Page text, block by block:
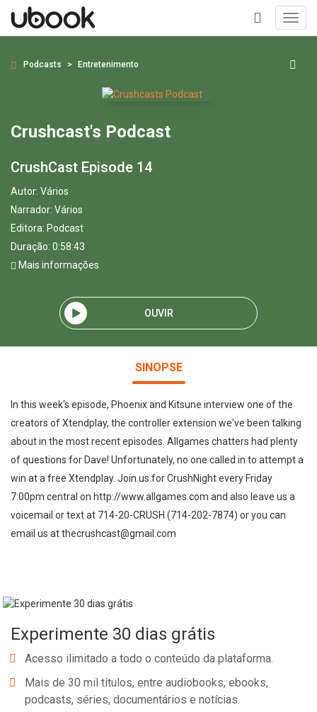
+
Podcasts Entretenimento
Crushcast's Podcast
CrushCast Episode 14
Autor: Vários
Narrador: Vários
Editora: Podcast
Duração: 0:58:43
Mais informações
OUVIR
SINOPSE
In this week's episode, Phoenix and Kitsune interview one of the
creators of Xtendplay, the controller extension we've been talking
about in the most recent episodes. Allgames chatters had plenty
of questions for Dave! Unfortunately, no one called in to attempt a
win at a free Xtendplay. Join us for CrushNight every Friday
7:00pm central on http://www.allgames.com and also leave us a
voicemail or text at 714-20-CRUSH (714-202-7874) or you can
email us at thecrushcast@gmail.com
Experimente 30 dias grátis
Acesso ilimitado a todo o conteúdo da plataforma.
Mais de 30 mil títulos, entre audiobooks, ebooks,
podcasts, séries, documentários e notícias.